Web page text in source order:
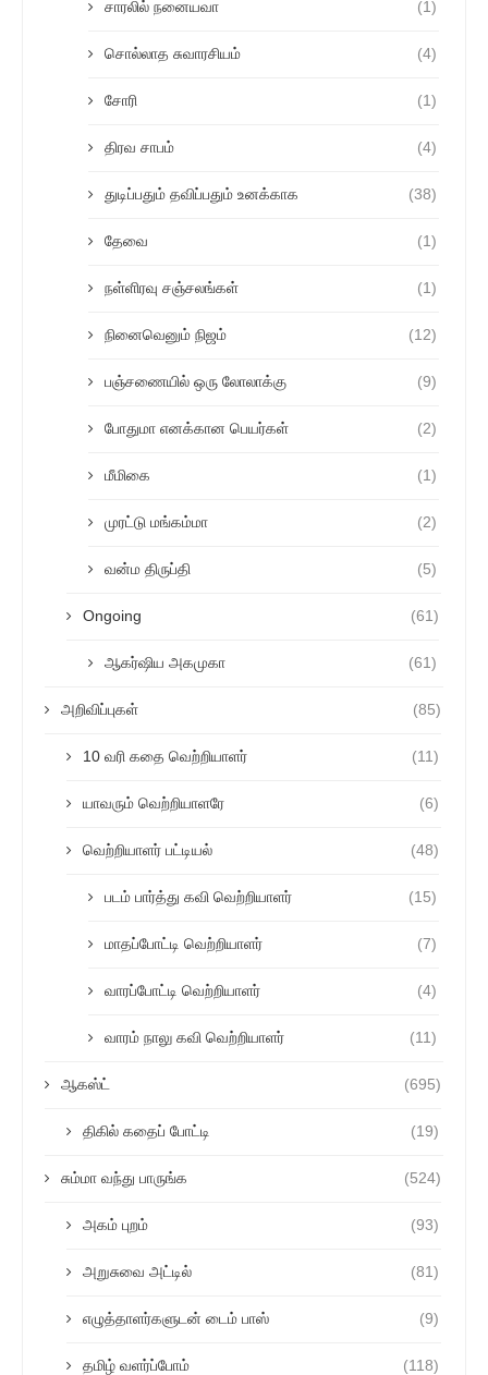
சாரலில் நனையவா (1)
சொல்லாத சுவாரசியம் (4)
சோரி (1)
திரவ சாபம் (4)
துடிப்பதும் தவிப்பதும் உனக்காக (38)
தேவை (1)
நள்ளிரவு சஞ்சலங்கள் (1)
நினைவெனும் நிஜம் (12)
பஞ்சணையில் ஒரு லோலாக்கு (9)
போதுமா எனக்கான பெயர்கள் (2)
மீமிகை (1)
முரட்டு மங்கம்மா (2)
வன்ம திருப்தி (5)
Ongoing (61)
ஆகர்ஷிய அகமுகா (61)
அறிவிப்புகள் (85)
10 வரி கதை வெற்றியாளர் (11)
யாவரும் வெற்றியாளரே (6)
வெற்றியாளர் பட்டியல் (48)
படம் பார்த்து கவி வெற்றியாளர் (15)
மாதப்போட்டி வெற்றியாளர் (7)
வாரப்போட்டி வெற்றியாளர் (4)
வாரம் நாலு கவி வெற்றியாளர் (11)
ஆகஸ்ட் (695)
திகில் கதைப் போட்டி (19)
சும்மா வந்து பாருங்க (524)
அகம் புறம் (93)
அறுசுவை அட்டில் (81)
எழுத்தாளர்களுடன் டைம் பாஸ் (9)
தமிழ் வளர்ப்போம் (118)